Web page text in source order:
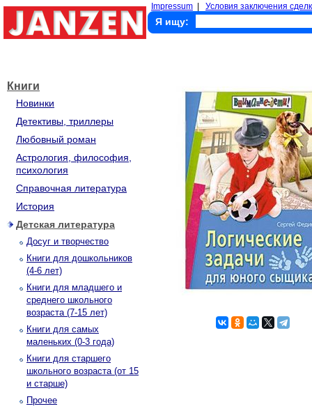
Impressum Условия заключения
Я ищу:
Книги
Новинки
Детективы, триллеры
Любовный роман
Астрология, философия,
психология
Справочная литература
История
Детская литература
Досуг и творчество
Книги для дошкольников
(4-6 лет)
Книги для младшего и
среднего школьного
возраста (7-15 лет)
Книги для самых
маленьких (0-3 года)
Книги для старшего
школьного возраста (от 15
и старше)
Прочее